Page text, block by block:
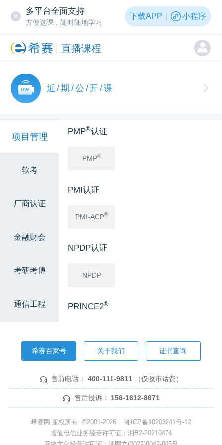
多平台全面支持
方便选课，随时随地学习
下载APP 小程序
直播课程
近/期/公/开/课
项目管理
软考
厂商认证
金融财会
考研考博
通信工程
PMP®认证
PMP®
PMI认证
PMI-ACP®
NPDP认证
NPDP
PRINCE2®
信息系统项
目管理师
网络规划设
系统架构设
系统规划与
管理师
希赛百家号 关于我们 证书查询
售前电话： 400-111-9811 （仅收市话费）
售后投诉： 156-1612-8671
希赛网 版权所有 ©2001-2026 湘ICP备10203241号-12
增值电信业务经营许可证：湘B2-20210474